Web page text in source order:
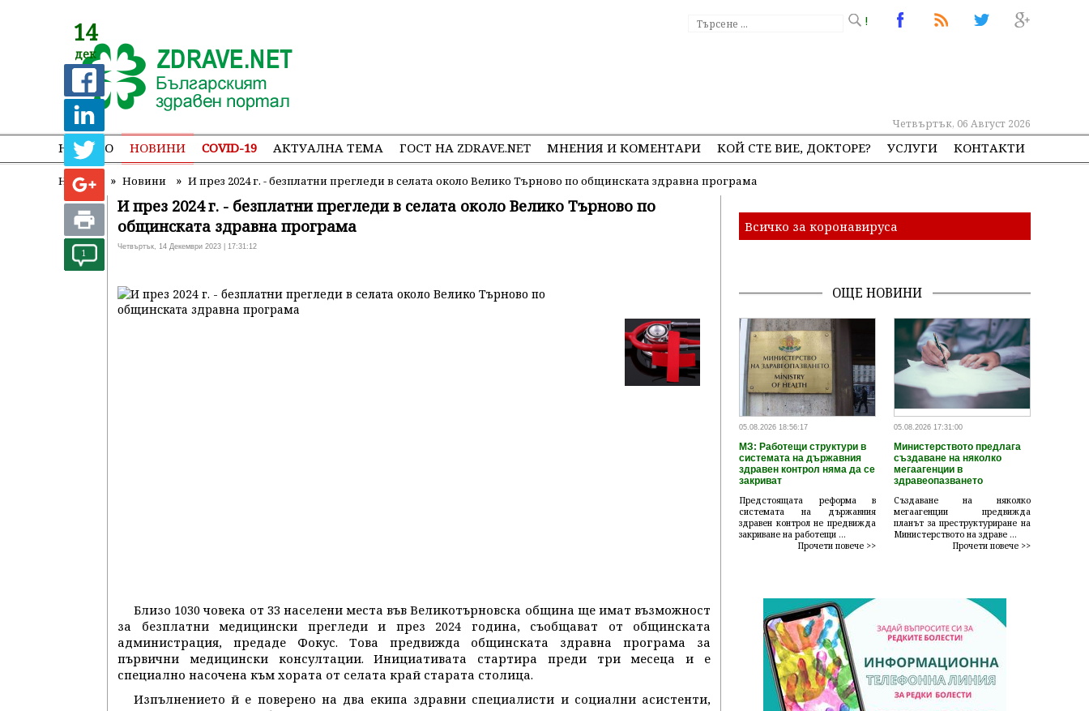
!
Четвъртък, 06 Август 2026
НАЧАЛО НОВИНИ COVID-19 АКТУАЛНА ТЕМА ГОСТ НА ZDRAVE.NET МНЕНИЯ И КОМЕНТАРИ КОЙ СТЕ ВИЕ, ДОКТОРЕ? УСЛУГИ КОНТАКТИ
Начало » Новини » И през 2024 г. - безплатни прегледи в селата около Велико Търново по общинската здравна програма
14
дек
1
И през 2024 г. - безплатни прегледи в селата около Велико Търново по
общинската здравна програма
Четвъртък, 14 Декември 2023 | 17:31:12
Близо 1030 човека от 33 населени места във Великотърновска община ще имат възможност
за безплатни медицински прегледи и през 2024 година, съобщават от общинската
администрация, предаде Фокус. Това предвижда общинската здравна програма за
първични медицински консултации. Инициативата стартира преди три месеца и е
специално насочена към хората от селата край старата столица.
Изпълнението й е поверено на два екипа здравни специалисти и социални асистенти,
Всичко за коронавируса
ОЩЕ НОВИНИ
05.08.2026 18:56:17
МЗ: Работещи структури в
системата на държавния
здравен контрол няма да се
закриват
Предстоящата реформа в
системата на държавния
здравен контрол не предвижда
закриване на работещи ...
Прочети повече >>
05.08.2026 17:31:00
Министерството предлага
създаване на няколко
мегаагенции в
здравеопазването
Създаване на няколко
мегаагенции предвижда
планът за преструктуриране на
Министерството на здраве ...
Прочети повече >>